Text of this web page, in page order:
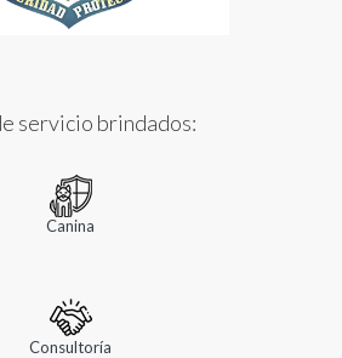
servicio brindados:
Canina
Consultoría